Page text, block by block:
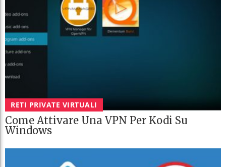
RETI PRIVATE VIRTUALI
Come Attivare Una VPN Per Kodi Su
Windows